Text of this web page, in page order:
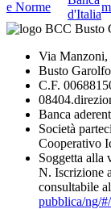
e Norme
d'Italia
Via Manzoni,
Busto
C.F.
Banca
Società
Cooperativo
Soggetta alla
N. Iscrizione
consultabile
pubblica/ng/